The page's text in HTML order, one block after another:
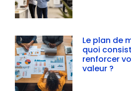
Le plan de
quoi
renforcer
valeur ?